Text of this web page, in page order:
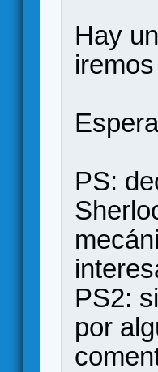
Hay
PS:
PS2:
por